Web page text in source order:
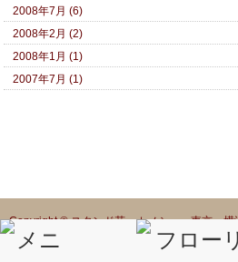
2008年7月 (6)
2008年2月 (2)
2008年1月 (1)
2007年7月 (1)
Copyright ©スタンド花 カノシェ 東京 横
ラワー｜フラスタ
All